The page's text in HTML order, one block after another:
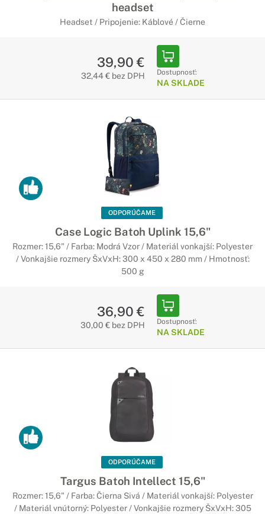
headset
Headset / Pripojenie: Káblové / Čierne
39,90 €
32,44 € bez DPH Dostupnosť:
NA SKLADE
ODPORÚČAME
Case Logic Batoh Uplink 15,6"
Rozmer: 15,6" / Farba: Modrá Vzor / Materiál vonkajší: Polyester
/ Vonkajšie rozmery ŠxVxH: 300 x 450 x 280 mm / Hmotnosť:
500 g
36,90 €
30,00 € bez DPH Dostupnosť:
NA SKLADE
ODPORÚČAME
Targus Batoh Intellect 15,6"
Rozmer: 15,6" / Farba: Čierna Sivá / Materiál vonkajší: Polyester
/ Materiál vnútorný: Polyester / Vonkajšie rozmery ŠxVxH: 305